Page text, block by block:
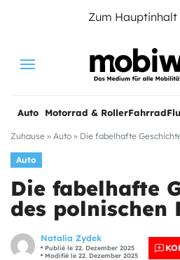
Zum Hauptinhalt
Menu
Auto Motorrad & RollerFahrrad
Zuhause » Auto » Die fabelhafte
Auto
Die fabelhafte
des polnischen
Natalia Zydek
Publié le 22. Dezember 2025
Modifié le 22. Dezember 2025